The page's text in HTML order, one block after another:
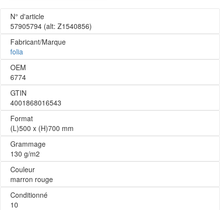
N° d'article
57905794 (alt: Z1540856)
Fabricant/Marque
folia
OEM
6774
GTIN
4001868016543
Format
(L)500 x (H)700 mm
Grammage
130 g/m2
Couleur
marron rouge
Conditionné
10